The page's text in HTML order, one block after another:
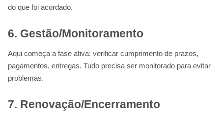
do que foi acordado.
6. Gestão/Monitoramento
Aqui começa a fase ativa: verificar cumprimento de prazos,
pagamentos, entregas. Tudo precisa ser monitorado para evitar
problemas.
7. Renovação/Encerramento